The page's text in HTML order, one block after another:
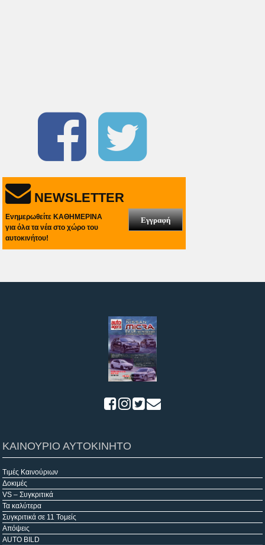
NEWSLETTER
Ενημερωθείτε ΚΑΘΗΜΕΡΙΝΑ
για όλα τα νέα στο χώρο του
αυτοκινήτου!
Εγγραφή
ΚΑΙΝΟΥΡΙΟ ΑΥΤΟΚΙΝΗΤΟ
Τιμές Καινούριων
Δοκιμές
VS – Συγκριτικά
Τα καλύτερα
Συγκριτικά σε 11 Τομείς
Απόψεις
AUTO BILD